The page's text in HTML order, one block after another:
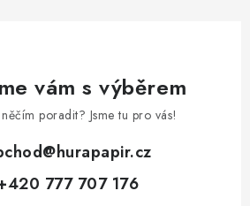
vám s výběrem
poradit? Jsme tu pro vás!
@hurapapir.cz
777 707 176